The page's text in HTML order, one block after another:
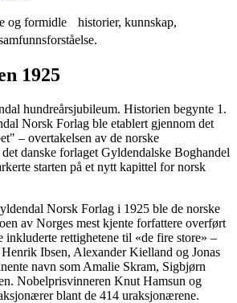
og formidle historier, kunnskap,
1925
hundreårsjubileum. Historien begynte 1.
Norsk Forlag ble etablert gjennom det
– overtakelsen av de norske
danske forlaget Gyldendalske Boghandel
starten på et nytt kapittel for norsk
Norsk Forlag i 1925 ble de norske
av Norges mest kjente forfattere overført
inkluderte rettighetene til «de fire store» –
Ibsen, Alexander Kielland og Jonas
navn som Amalie Skram, Sigbjørn
Nobelprisvinneren Knut Hamsun og
blant de 414 uraksjonærene.